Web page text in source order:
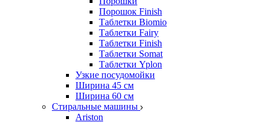
Порошок Finish
Таблетки Biomio
Таблетки Fairy
Таблетки Finish
Таблетки Somat
Таблетки Yplon
Узкие посудомойки
Ширина 45 см
Ширина 60 см
Стиральные машины
Ariston